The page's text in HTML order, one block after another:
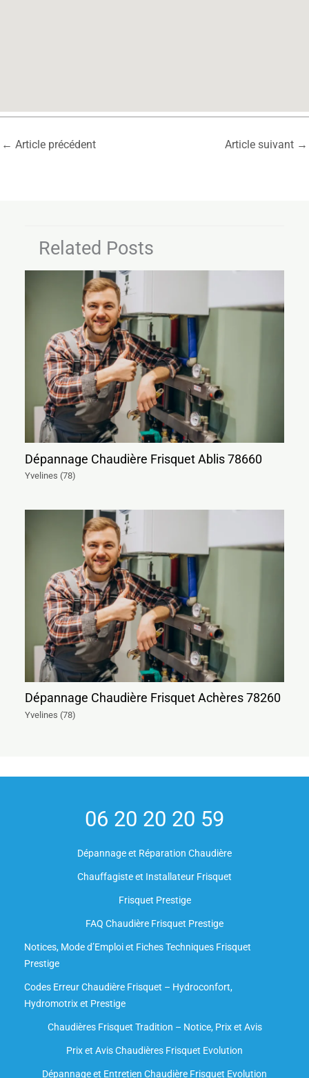
← Article précédent Article suivant →
Related Posts
Dépannage Chaudière Frisquet Ablis 78660
Yvelines (78)
Dépannage Chaudière Frisquet Achères 78260
Yvelines (78)
06 20 20 20 59
Dépannage et Réparation Chaudière
Chauffagiste et Installateur Frisquet
Frisquet Prestige
FAQ Chaudière Frisquet Prestige
Notices, Mode d’Emploi et Fiches Techniques Frisquet
Prestige
Codes Erreur Chaudière Frisquet – Hydroconfort,
Hydromotrix et Prestige
Chaudières Frisquet Tradition – Notice, Prix et Avis
Prix et Avis Chaudières Frisquet Evolution
Dépannage et Entretien Chaudière Frisquet Evolution​